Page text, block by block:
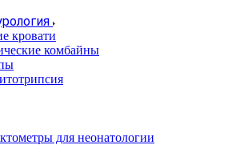
кровати
комбайны
для неонатологии